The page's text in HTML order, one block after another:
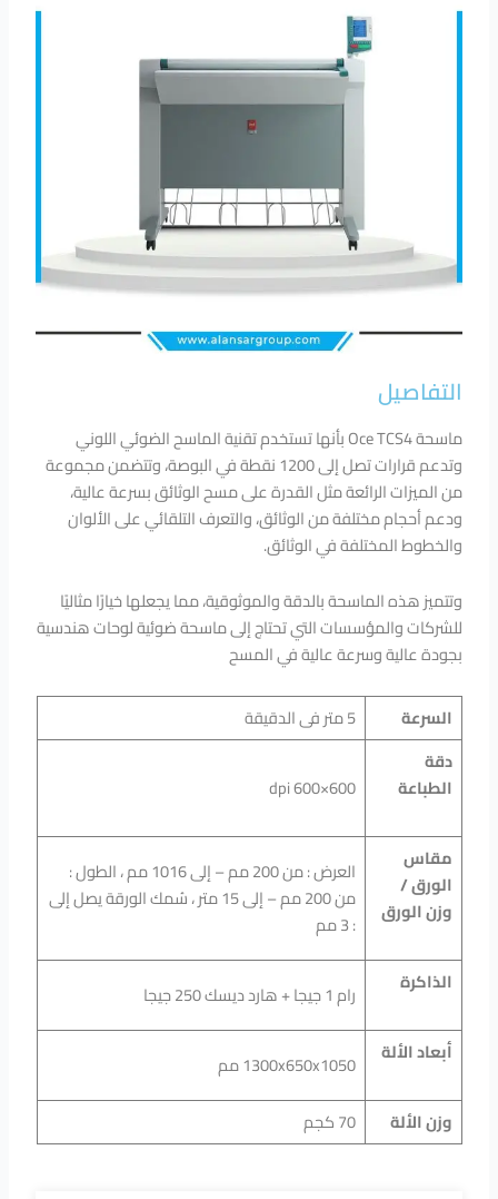
التفاصيل
ماسحة Oce TCS4 بأنها تستخدم تقنية الماسح الضوئي اللوني
وتدعم قرارات تصل إلى 1200 نقطة في البوصة، وتتضمن مجموعة
من الميزات الرائعة مثل القدرة على مسح الوثائق بسرعة عالية،
ودعم أحجام مختلفة من الوثائق، والتعرف التلقائي على الألوان
والخطوط المختلفة في الوثائق.
وتتميز هذه الماسحة بالدقة والموثوقية، مما يجعلها خيارًا مثاليًا
للشركات والمؤسسات التي تحتاج إلى ماسحة ضوئية لوحات هندسية
بجودة عالية وسرعة عالية في المسح
السرعة
5 متر فى الدقيقة
دقة
الطباعة
dpi 600×600
مقاس
الورق /
وزن الورق
العرض : من 200 مم – إلى 1016 مم ، الطول :
من 200 مم – إلى 15 متر ، سُمك الورقة يصل إلى
: 3 مم
الذاكرة
رام 1 جيجا + هارد ديسك 250 جيجا
أبعاد الألة
1300x650x1050 مم
وزن الألة
70 كجم